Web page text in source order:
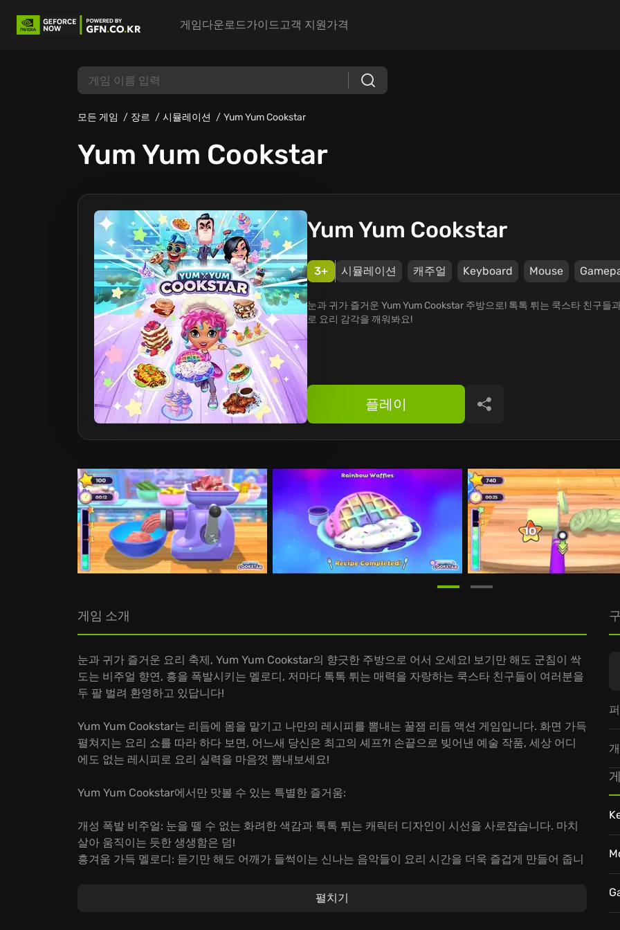
게임다운로드가이드고객 지원가격
모든 게임 장르 시뮬레이션 Yum Yum Cookstar
Yum Yum Cookstar
Yum Yum Cookstar
3+ 시뮬레이션 캐주얼 Keyboard Mouse
눈과 귀가 즐거운 Yum Yum Cookstar 주방으로! 톡톡 튀는 쿡스타 친구들
로 요리 감각을 깨워봐요!
플레이 공유
게임 소개
눈과 귀가 즐거운 요리 축제, Yum Yum Cookstar의 향긋한 주방으로 어서 오세요! 보기만 해도 군침이 싹
도는 비주얼 향연, 흥을 폭발시키는 멜로디, 저마다 톡톡 튀는 매력을 자랑하는 쿡스타 친구들이 여러분을
두 팔 벌려 환영하고 있답니다!
Yum Yum Cookstar는 리듬에 몸을 맡기고 나만의 레시피를 뽐내는 꿀잼 리듬 액션 게임입니다. 화면 가득
펼쳐지는 요리 쇼를 따라 하다 보면, 어느새 당신은 최고의 셰프?! 손끝으로 빚어낸 예술 작품, 세상 어디
에도 없는 레시피로 요리 실력을 마음껏 뽐내보세요!
Yum Yum Cookstar에서만 맛볼 수 있는 특별한 즐거움:
개성 폭발 비주얼: 눈을 뗄 수 없는 화려한 색감과 톡톡 튀는 캐릭터 디자인이 시선을 사로잡습니다. 마치
살아 움직이는 듯한 생생함은 덤!
흥겨움 가득 멜로디: 듣기만 해도 어깨가 들썩이는 신나는 음악들이 요리 시간을 더욱 즐겁게 만들어 줍니
매력 만점 쿡스타: 저마다의 개성과 스토리를 가진 쿡스타 친구들과 함께 꿈을 향해 달려가세요. 그들의 이
펼치기